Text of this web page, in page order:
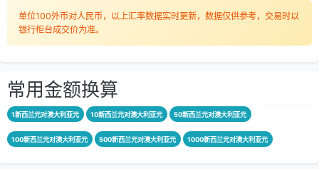
单位100外币对人民币，以上汇率数据实时更新，数据仅供参考，交易时以
银行柜台成交价为准。
常用金额换算
1新西兰元对澳大利亚元 10新西兰元对澳大利亚元 50新西兰元对澳大利亚元
100新西兰元对澳大利亚元 500新西兰元对澳大利亚元 1000新西兰元对澳大利亚元